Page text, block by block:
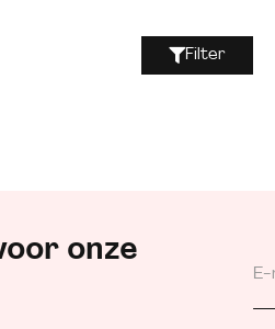
Filter
onze